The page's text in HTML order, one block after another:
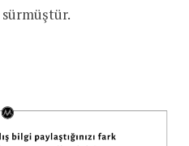
sürmüştür.